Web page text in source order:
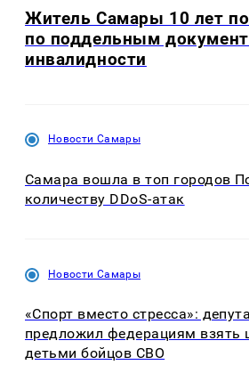
Житель Самары 10 лет
по поддельным
инвалидности
Новости Самары
Самара вошла в топ городов
количеству DDoS-атак
Новости Самары
«Спорт вместо стресса»:
предложил федерациям взять
детьми бойцов СВО